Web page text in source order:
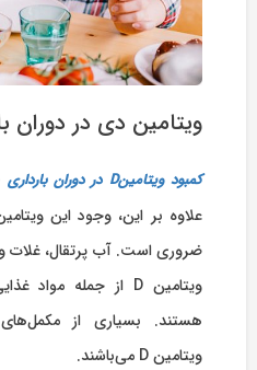
ویتامین دی در دوران
کمبود ویتامینD در دوران بارداری
علاوه بر این، وجود این
ضروری است. آب پرتقال، غلات
هستند. بسیاری از
ویتامین D می‌باشند.